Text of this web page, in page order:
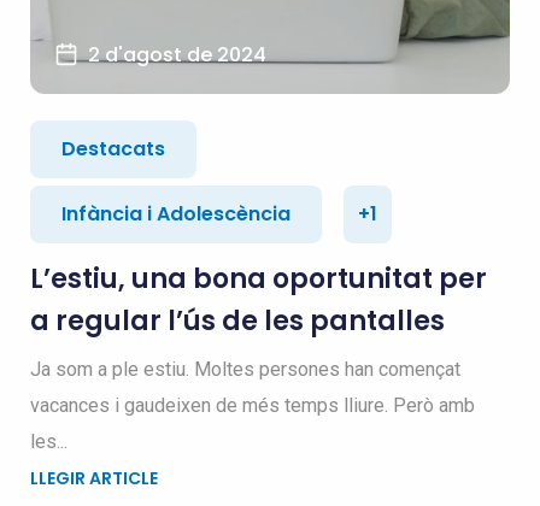
2 d'agost de 2024
Destacats
Infància i Adolescència +1
L’estiu, una bona oportunitat per
a regular l’ús de les pantalles
Ja som a ple estiu. Moltes persones han començat
vacances i gaudeixen de més temps lliure. Però amb
les...
LLEGIR ARTICLE